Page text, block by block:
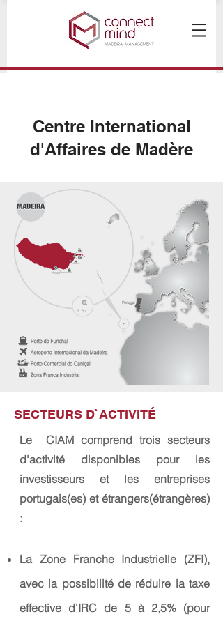
Centre International
d'Affaires de Madère
SECTEURS D`ACTIVITÉ
Le CIAM comprend trois secteurs
d'activité disponibles pour les
investisseurs et les entreprises
portugais(es) et étrangers(étrangères)
:
La Zone Franche Industrielle (ZFI),
avec la possibilité de réduire la taxe
effective d'IRC de 5 à 2,5% (pour